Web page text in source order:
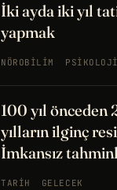
İki ayda iki yıl
yapmak
NÖROBILIM PSIKOLOJI
100 yıl
yılların ilginç
İmkansız
TARIH GELECEK